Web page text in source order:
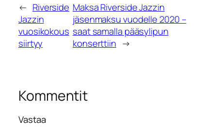
← Riverside
Jazzin
vuosikokous
siirtyy
Maksa Riverside Jazzin
jäsenmaksu vuodelle 2020 –
saat samalla pääsylipun
konserttiin →
Kommentit
Vastaa